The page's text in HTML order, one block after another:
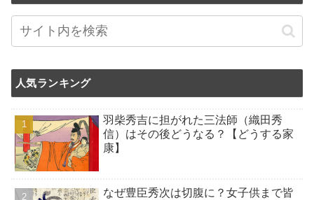
人気ランキング
羽柴秀吉に担がれた三法師（織田秀
信）はその後どうなる？【どうする家
康】
なぜ豊臣秀次は切腹に？女子供まで皆